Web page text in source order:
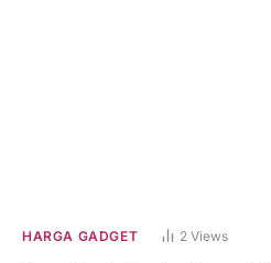
HARGA GADGET 2Views